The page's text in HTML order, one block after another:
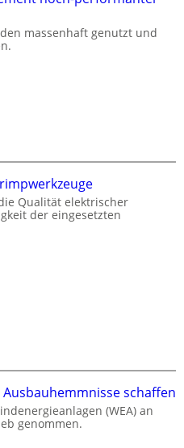
massenhaft genutzt und
Qualität elektrischer
der eingesetzten
schaffen
(WEA) an
genommen.